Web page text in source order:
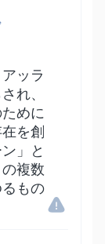
ッラ
れ、
めに
を創
」と
複数
もの